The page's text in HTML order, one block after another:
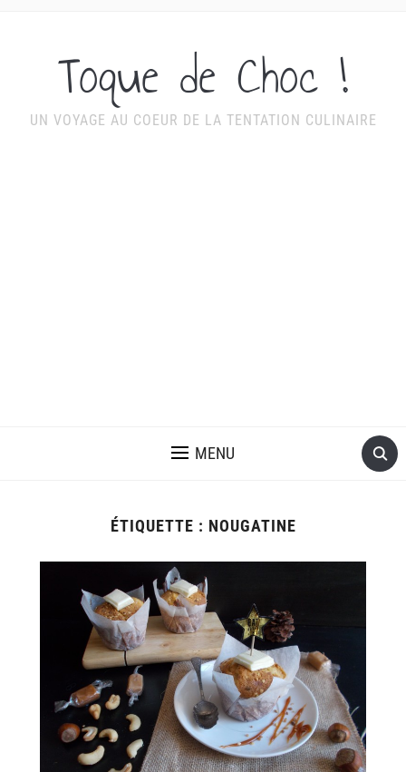
Toque de Choc !
UN VOYAGE AU COEUR DE LA TENTATION CULINAIRE
MENU
ÉTIQUETTE : NOUGATINE